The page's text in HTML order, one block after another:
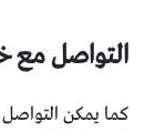
التواصل مع